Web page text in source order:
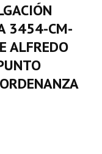
3454-CM-
ALFREDO